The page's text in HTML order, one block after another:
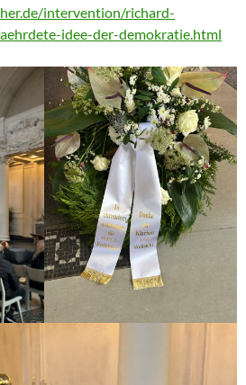
intervention/richard-
idee-der-demokratie.html